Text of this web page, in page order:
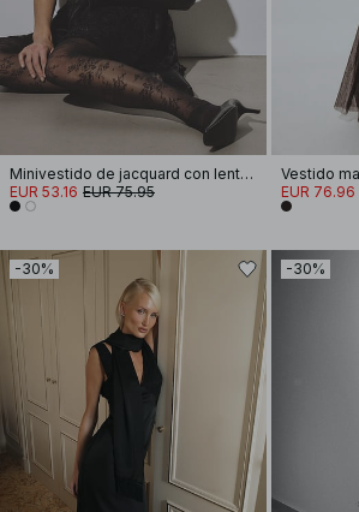
Minivestido de jacquard con lentejuelas y volantes en la cadera
EUR 53.16 EUR 75.95
EUR 76.96
-30% -30%